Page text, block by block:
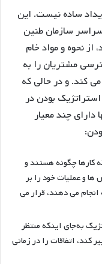
ساده نیست. این
سازمان طنین
از نحوه و مواد خام
مشتریان را به
کند. و در حالی که
بودن در
دارای چند معیار
کارها چگونه هستند و
ها و عملیات خود را بر
می دهند، قرار می
به‌جای اینکه منتظر
کند، اتفاقات را در زمانی